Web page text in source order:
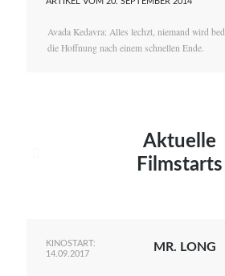
Avada Kedavra: Alles lechzt, niemand wird
die Hoffnung nach einem schnellen Ende.
Aktuelle
Filmstarts
KINOSTART:
14.09.2017
MR. LONG